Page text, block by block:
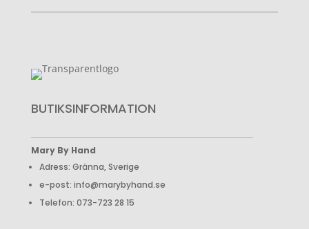
BUTIKSINFORMATION
Mary By Hand
Adress: Gränna, Sverige
e-post: info@marybyhand.se
Telefon: 073-723 28 15